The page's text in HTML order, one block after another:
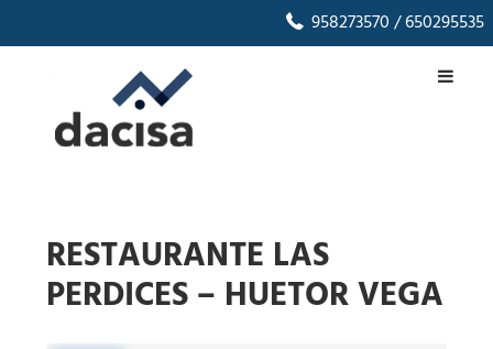
958273570/ 650295535
RESTAURANTE LAS
PERDICES – HUETOR VEGA
1/26